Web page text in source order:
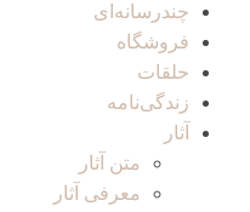
چندرسانه‌ای
فروشگاه
حلقات
زندگی‌نامه
آثار
متن آثار
معرفی آثار